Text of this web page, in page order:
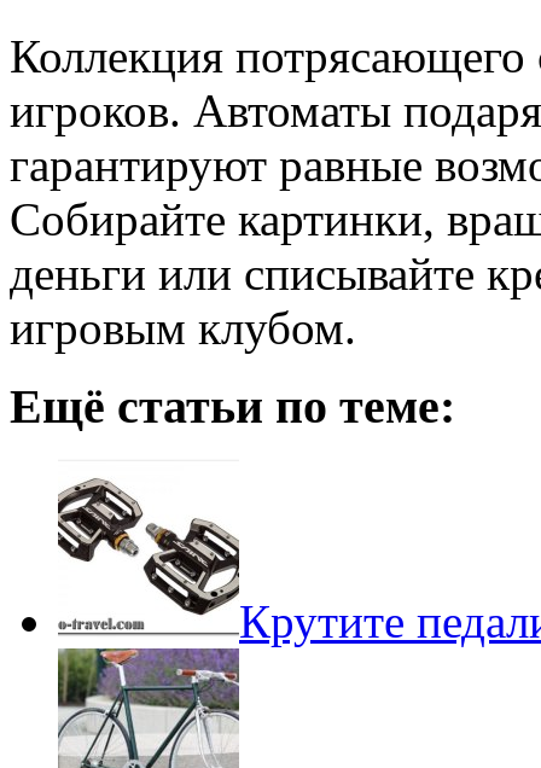
Коллекция потрясающего
игроков. Автоматы
гарантируют равные
Собирайте картинки,
деньги или списывайте
игровым клубом.
Ещё статьи по теме:
Крутите